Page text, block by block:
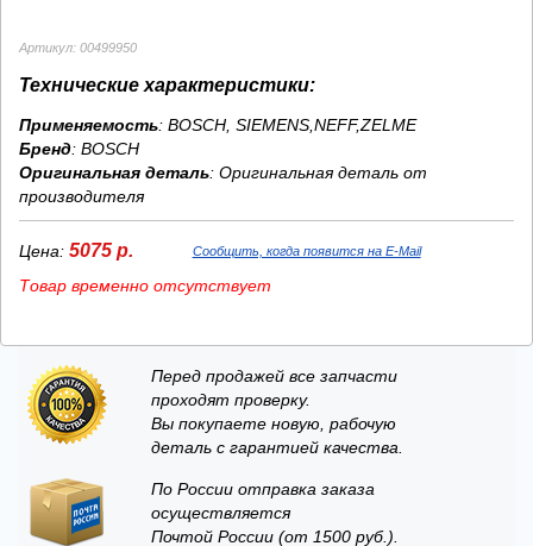
Артикул: 00499950
Технические характеристики:
Применяемость: BOSCH, SIEMENS,NEFF,ZELME
Бренд: BOSCH
Оригинальная деталь: Оригинальная деталь от
производителя
Цена: 5075 р. Сообщить, когда появится на E-Mail
Товар временно отсутствует
Перед продажей все запчасти
проходят проверку.
Вы покупаете новую, рабочую
деталь с гарантией качества.
По России отправка заказа
осуществляется
Почтой России (от 1500 руб.).